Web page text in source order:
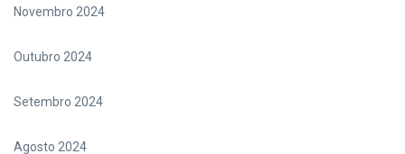
Novembro 2024
Outubro 2024
Setembro 2024
Agosto 2024